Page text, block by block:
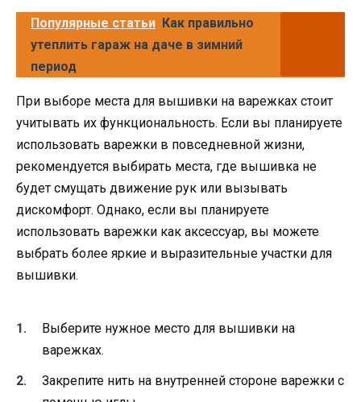
Популярные статьи Как правильно
утеплить гараж на даче в зимний
период
При выборе места для вышивки на варежках стоит
учитывать их функциональность. Если вы планируете
использовать варежки в повседневной жизни,
рекомендуется выбирать места, где вышивка не
будет смущать движение рук или вызывать
дискомфорт. Однако, если вы планируете
использовать варежки как аксессуар, вы можете
выбрать более яркие и выразительные участки для
вышивки.
Выберите нужное место для вышивки на
варежках.
Закрепите нить на внутренней стороне варежки с